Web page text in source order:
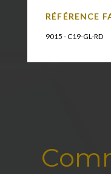
RÉFÉRENCE
9015 - C19-GL-RD